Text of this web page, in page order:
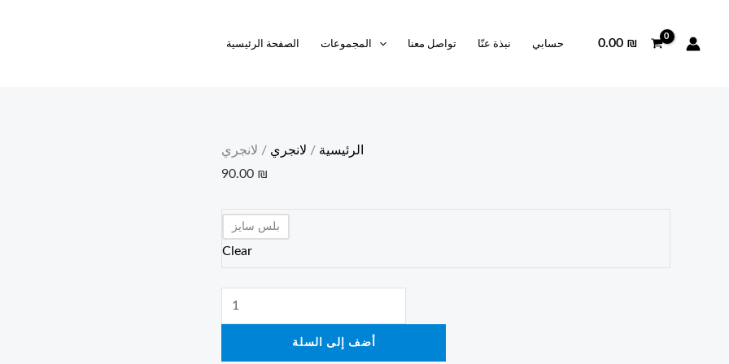
الصفحة الرئيسية المجموعات تواصل معنا نبذة عنّا حسابي 0.00 ₪
الرئيسية / لانجري / لانجري
90.00 ₪
بلس سايز
Clear
أضف إلى السلة